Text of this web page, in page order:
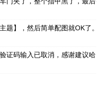
题】，然后简单配图就OK了。
证码输入已取消，感谢建议哈！